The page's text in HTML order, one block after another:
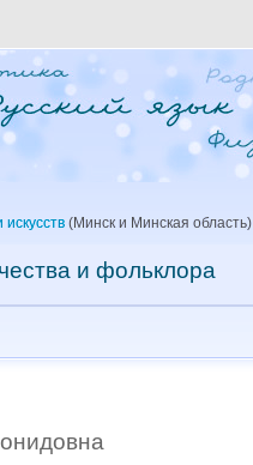
(Минск и Минская область)
и фольклора